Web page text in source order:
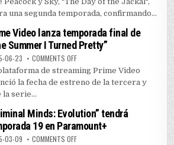
una segunda temporada, confirmando...
Video lanza temporada final de
Summer I Turned Pretty”
06-23 COMMENTS OFFON PRIME VIDEO LANZA
de streaming Prime Video
la fecha de estreno de la tercera y
serie...
Minds: Evolution” tendrá
19 en Paramount+
03-09 COMMENTS OFFON “CRIMINAL MINDS: